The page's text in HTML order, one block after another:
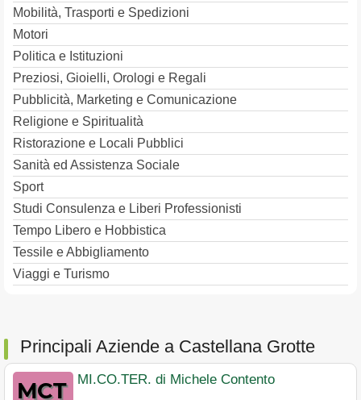
Mobilità, Trasporti e Spedizioni
Motori
Politica e Istituzioni
Preziosi, Gioielli, Orologi e Regali
Pubblicità, Marketing e Comunicazione
Religione e Spiritualità
Ristorazione e Locali Pubblici
Sanità ed Assistenza Sociale
Sport
Studi Consulenza e Liberi Professionisti
Tempo Libero e Hobbistica
Tessile e Abbigliamento
Viaggi e Turismo
Principali Aziende a Castellana Grotte
MI.CO.TER. di Michele Contento